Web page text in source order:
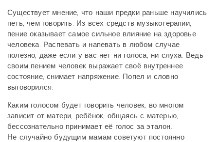
Существует мнение, что наши предки раньше научились
петь, чем говорить. Из всех средств музыкотерапии,
пение оказывает самое сильное влияние на здоровье
человека. Распевать и напевать в любом случае
полезно, даже если у вас нет ни голоса, ни слуха. Ведь
своим пением человек выражает своё внутреннее
состояние, снимает напряжение. Попел и словно
выговорился.
Каким голосом будет говорить человек, во многом
зависит от матери, ребёнок, общаясь с матерью,
бессознательно принимает её голос за эталон.
Не случайно будущим мамам советуют постоянно